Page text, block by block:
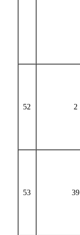
52 2
53 39